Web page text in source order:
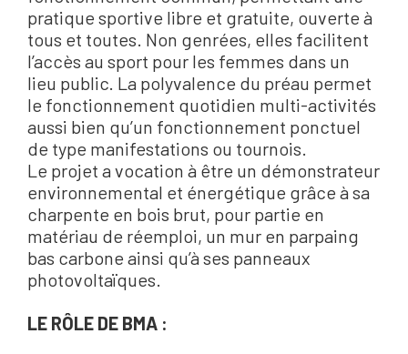
pratique sportive libre et gratuite, ouverte à
tous et toutes. Non genrées, elles facilitent
l’accès au sport pour les femmes dans un
lieu public. La polyvalence du préau permet
le fonctionnement quotidien multi-activités
aussi bien qu’un fonctionnement ponctuel
de type manifestations ou tournois.
Le projet a vocation à être un démonstrateur
environnemental et énergétique grâce à sa
charpente en bois brut, pour partie en
matériau de réemploi, un mur en parpaing
bas carbone ainsi qu’à ses panneaux
photovoltaïques.
LE RÔLE DE BMA :